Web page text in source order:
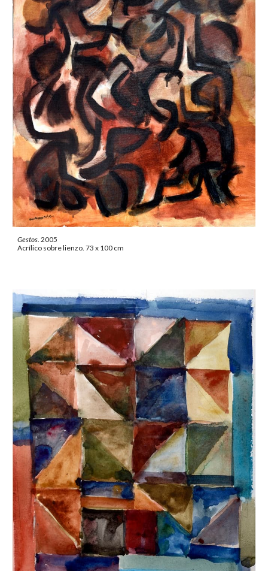
Gestos. 2005
Acrílico sobre lienzo. 73 x 100 cm